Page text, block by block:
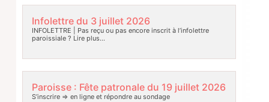
Infolettre du 3 juillet 2026
INFOLETTRE | Pas reçu ou pas encore inscrit à l’infolettre
paroissiale ? Lire plus…
Paroisse : Fête patronale du 19 juillet 2026
S’inscrire => en ligne et répondre au sondage